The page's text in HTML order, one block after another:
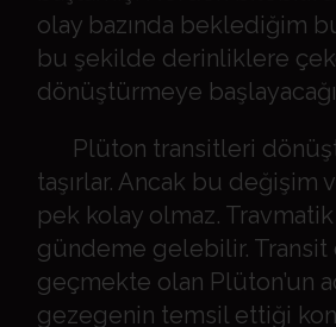
olay bazında beklediğim
bu şekilde derinliklere
dönüştürmeye
Plüton transitleri
taşırlar. Ancak bu değişim
pek kolay olmaz.
gündeme gelebilir. Transit
geçmekte olan Plüton’un
gezegenin temsil ettiği